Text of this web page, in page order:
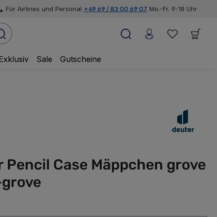
Für Airlines und Personal +49 69 / 83 00 69 07 Mo.-Fr. 9-18 Uhr
Sale Gutscheine
Pencil Case Mäppchen grove